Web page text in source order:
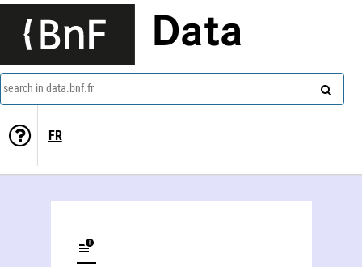
Data
search in data.bnf.fr
FR